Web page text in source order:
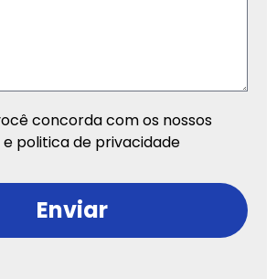
concorda com os nossos
politica de privacidade
Enviar